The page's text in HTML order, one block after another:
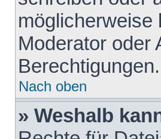
möglicherweise
Moderator oder
Berechtigungen.
Nach oben
» Weshalb